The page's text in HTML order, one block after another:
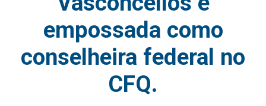
empossada como
conselheira federal no
CFQ.